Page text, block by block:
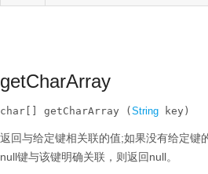
getCharArray
char[] getCharArray ( String key)
返回与给定键相关联的值;如果没有给定键
null键与该键明确关联，则返回null。